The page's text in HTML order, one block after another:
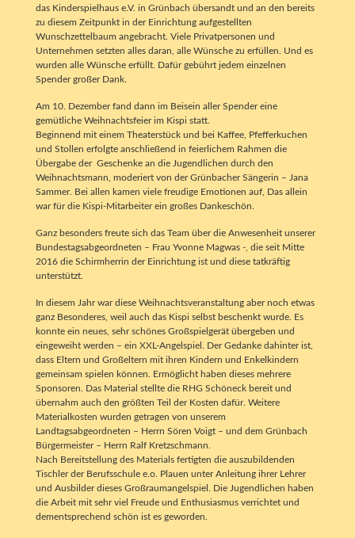
das Kinderspielhaus e.V. in Grünbach übersandt und an den bereits
zu diesem Zeitpunkt in der Einrichtung aufgestellten
Wunschzettelbaum angebracht. Viele Privatpersonen und
Unternehmen setzten alles daran, alle Wünsche zu erfüllen. Und es
wurden alle Wünsche erfüllt. Dafür gebührt jedem einzelnen
Spender großer Dank.
Am 10. Dezember fand dann im Beisein aller Spender eine
gemütliche Weihnachtsfeier im Kispi statt.
Beginnend mit einem Theaterstück und bei Kaffee, Pfefferkuchen
und Stollen erfolgte anschließend in feierlichem Rahmen die
Übergabe der Geschenke an die Jugendlichen durch den
Weihnachtsmann, moderiert von der Grünbacher Sängerin – Jana
Sammer. Bei allen kamen viele freudige Emotionen auf, Das allein
war für die Kispi-Mitarbeiter ein großes Dankeschön.
Ganz besonders freute sich das Team über die Anwesenheit unserer
Bundestagsabgeordneten – Frau Yvonne Magwas -, die seit Mitte
2016 die Schirmherrin der Einrichtung ist und diese tatkräftig
unterstützt.
In diesem Jahr war diese Weihnachtsveranstaltung aber noch etwas
ganz Besonderes, weil auch das Kispi selbst beschenkt wurde. Es
konnte ein neues, sehr schönes Großspielgerät übergeben und
eingeweiht werden – ein XXL-Angelspiel. Der Gedanke dahinter ist,
dass Eltern und Großeltern mit ihren Kindern und Enkelkindern
gemeinsam spielen können. Ermöglicht haben dieses mehrere
Sponsoren. Das Material stellte die RHG Schöneck bereit und
übernahm auch den größten Teil der Kosten dafür. Weitere
Materialkosten wurden getragen von unserem
Landtagsabgeordneten – Herrn Sören Voigt – und dem Grünbach
Bürgermeister – Herrn Ralf Kretzschmann.
Nach Bereitstellung des Materials fertigten die auszubildenden
Tischler der Berufsschule e.o. Plauen unter Anleitung ihrer Lehrer
und Ausbilder dieses Großraumangelspiel. Die Jugendlichen haben
die Arbeit mit sehr viel Freude und Enthusiasmus verrichtet und
dementsprechend schön ist es geworden.